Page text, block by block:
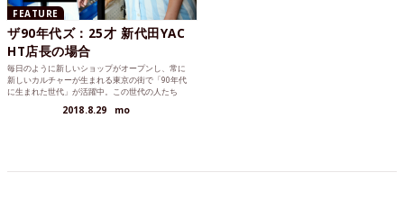
FEATURE
ザ90年代ズ：25才 新代田YAC
HT店長の場合
毎日のように新しいショップがオープンし、常に
新しいカルチャーが生まれる東京の街で「90年代
に生まれた世代」が活躍中。この世代の人たち
う。第2回目は新代田にある「YACHT」の店長・タ
2018.8.29 mo